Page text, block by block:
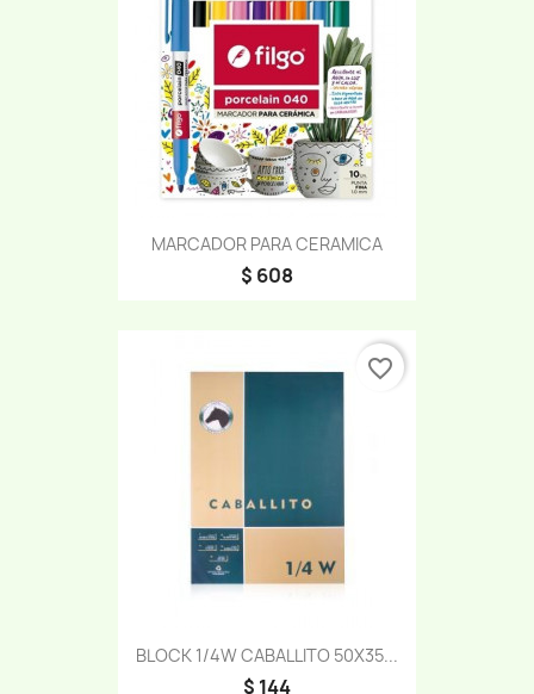
MARCADOR PARA CERAMICA
$ 608
BLOCK 1/4W CABALLITO 50X35...
$ 144
favorite_border